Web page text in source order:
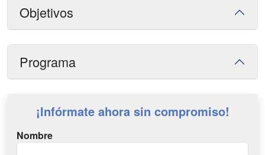
Objetivos
Programa
¡Infórmate ahora sin compromiso!
Nombre